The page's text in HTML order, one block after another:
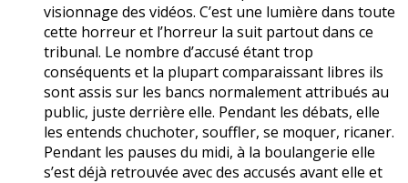
visionnage des vidéos. C’est une lumière dans toute
cette horreur et l’horreur la suit partout dans ce
tribunal. Le nombre d’accusé étant trop
conséquents et la plupart comparaissant libres ils
sont assis sur les bancs normalement attribués au
public, juste derrière elle. Pendant les débats, elle
les entends chuchoter, souffler, se moquer, ricaner.
Pendant les pauses du midi, à la boulangerie elle
s’est déjà retrouvée avec des accusés avant elle et